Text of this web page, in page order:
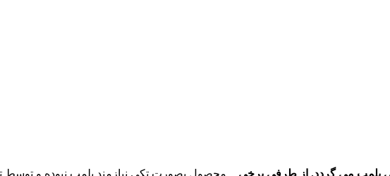
پلمپ می گردد. از طرفی برخی محصول بصورت تکی نیازمند پلمپ نبوده و توسط